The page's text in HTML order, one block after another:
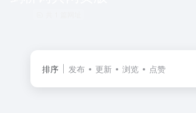
排序 发布 更新 浏览 点赞